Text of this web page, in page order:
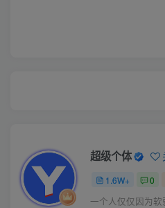
超级个体
1.6W+ 0
一个人仅仅因为